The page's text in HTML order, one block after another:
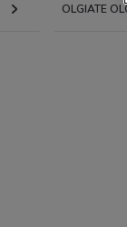
OLGIATE